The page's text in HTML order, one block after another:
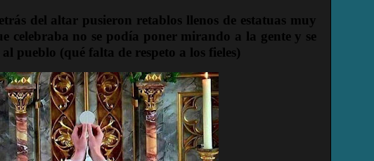
del altar pusieron retablos llenos de estatuas muy
celebraba no se podía poner mirando a la gente y se
pueblo (qué falta de respeto a los fieles)